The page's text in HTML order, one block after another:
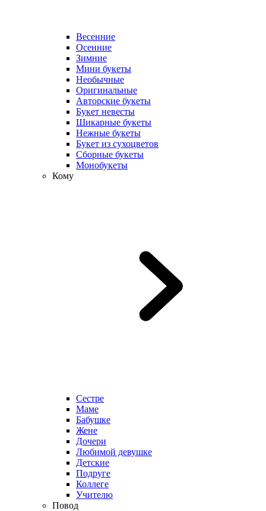
Весенние
Осенние
Зимние
Мини букеты
Необычные
Оригинальные
Авторские букеты
Букет невесты
Шикарные букеты
Нежные букеты
Букет из сухоцветов
Сборные букеты
Монобукеты
Кому
Сестре
Маме
Бабушке
Жене
Дочери
Любимой девушке
Детские
Подруге
Коллеге
Учителю
Повод